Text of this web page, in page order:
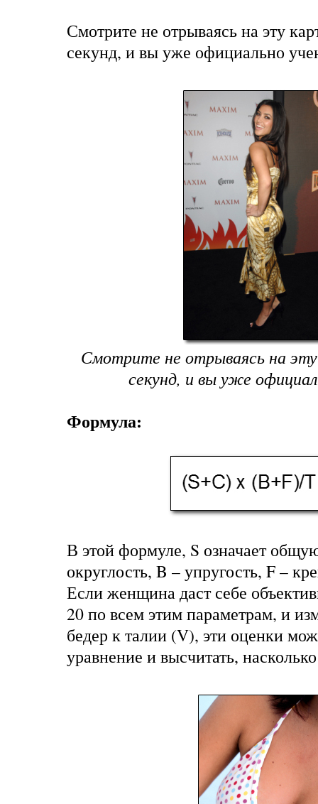
Смотрите не отрываясь на эту
секунд, и вы уже официально
Смотрите не отрываясь на эту
секунд, и вы уже
Формула:
В этой формуле, S означает
округлость, B – упругость, F –
Если женщина даст себе
20 по всем этим параметрам, и
бедер к талии (V), эти оценки
уравнение и высчитать,